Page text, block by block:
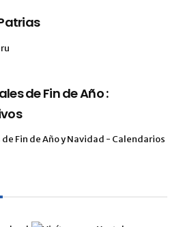
de Fin de Año :